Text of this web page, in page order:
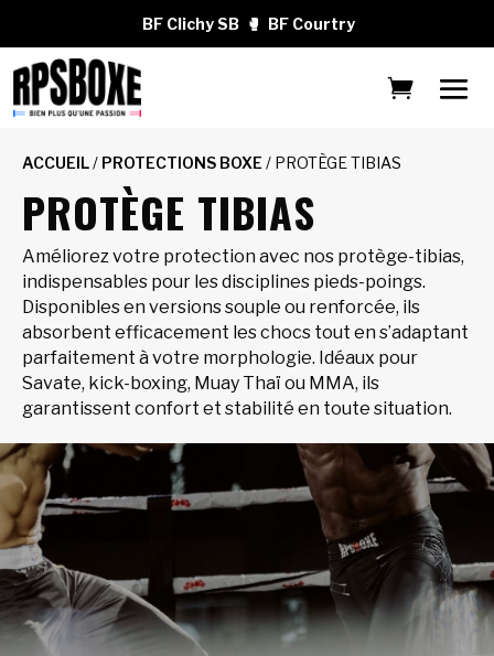
BF Clichy SB 🥊 BF Courtry
ACCUEIL/ PROTECTIONS BOXE / PROTÈGE TIBIAS
PROTÈGE TIBIAS
Améliorez votre protection avec nos protège-tibias,
indispensables pour les disciplines pieds-poings.
Disponibles en versions souple ou renforcée, ils
absorbent efficacement les chocs tout en s’adaptant
parfaitement à votre morphologie. Idéaux pour
Savate, kick-boxing, Muay Thaï ou MMA, ils
garantissent confort et stabilité en toute situation.